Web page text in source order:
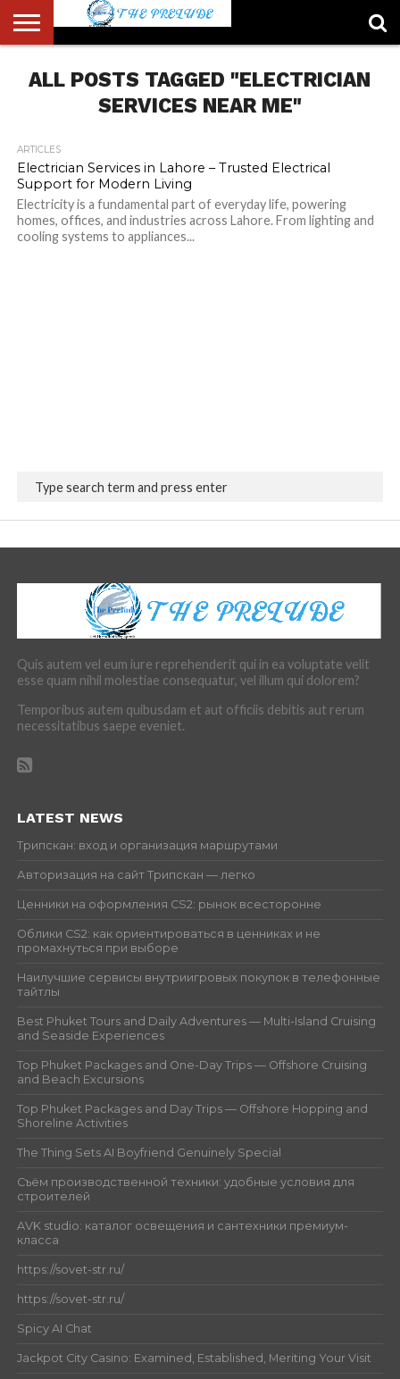
US
ACCOUNT
AUTHORS
LIST
FULL-
WIDTH
HOME
LATEST
NEWS
LOGIN
LOGOUT
MEMBERS
PASSWORD
RESET
REGISTER
SAMPLE
PAGE
TYPOGRAPHY
USER
ALL POSTS TAGGED "ELECTRICIAN
SERVICES NEAR ME"
ARTICLES
Electrician Services in Lahore – Trusted Electrical
Support for Modern Living
Electricity is a fundamental part of everyday life, powering
homes, offices, and industries across Lahore. From lighting and
cooling systems to appliances...
Quis autem vel eum iure reprehenderit qui in ea voluptate velit
esse quam nihil molestiae consequatur, vel illum qui dolorem?
Temporibus autem quibusdam et aut officiis debitis aut rerum
necessitatibus saepe eveniet.
LATEST NEWS
Трипскан: вход и организация маршрутами
Авторизация на сайт Трипскан — легко
Ценники на оформления CS2: рынок всесторонне
Облики CS2: как ориентироваться в ценниках и не
промахнуться при выборе
Наилучшие сервисы внутриигровых покупок в телефонные
тайтлы
Best Phuket Tours and Daily Adventures — Multi-Island Cruising
and Seaside Experiences
Top Phuket Packages and One-Day Trips — Offshore Cruising
and Beach Excursions
Top Phuket Packages and Day Trips — Offshore Hopping and
Shoreline Activities
The Thing Sets AI Boyfriend Genuinely Special
Съём производственной техники: удобные условия для
строителей
AVK studio: каталог освещения и сантехники премиум-
класса
https://sovet-str.ru/
https://sovet-str.ru/
Spicy AI Chat
Jackpot City Casino: Examined, Established, Meriting Your Visit